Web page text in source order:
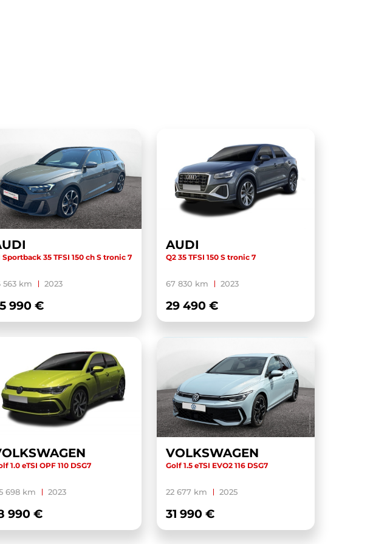
Sportback 35 TFSI 150 ch S tronic 7
563 km 2023
990 €
AUDI
Q2 35 TFSI 150 S tronic 7
67 830 km 2023
29 490 €
1.0 eTSI OPF 110 DSG7
698 km 2023
990 €
VOLKSWAGEN
Golf 1.5 eTSI EVO2 116 DSG7
22 677 km 2025
31 990 €